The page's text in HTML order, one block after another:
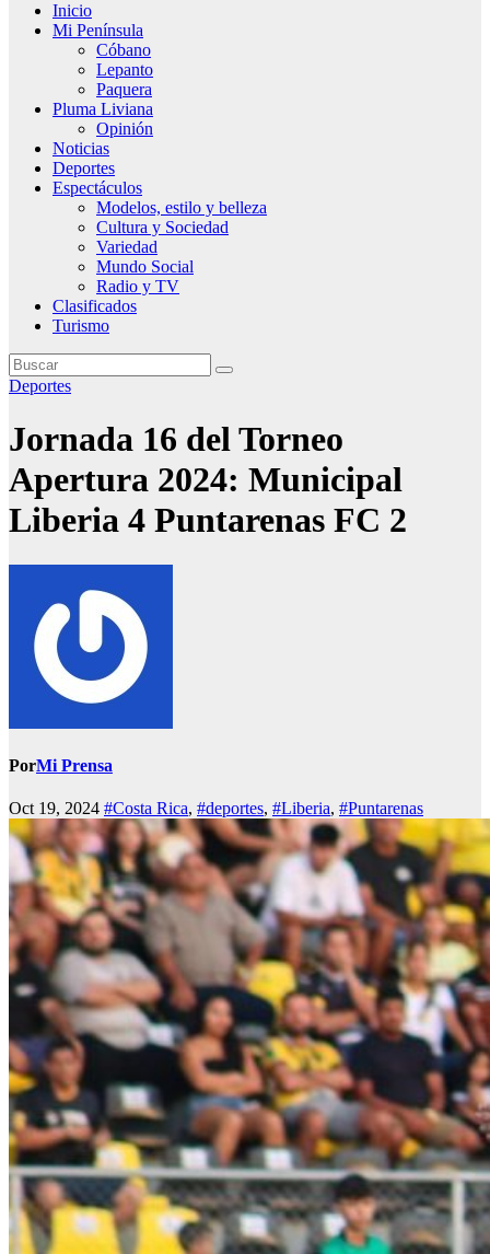
Inicio
Mi Península
Cóbano
Lepanto
Paquera
Pluma Liviana
Opinión
Noticias
Deportes
Espectáculos
Modelos, estilo y belleza
Cultura y Sociedad
Variedad
Mundo Social
Radio y TV
Clasificados
Turismo
Deportes
Jornada 16 del Torneo
Apertura 2024: Municipal
Liberia 4 Puntarenas FC 2
PorMi Prensa
Oct 19, 2024 #Costa Rica, #deportes, #Liberia, #Puntarenas